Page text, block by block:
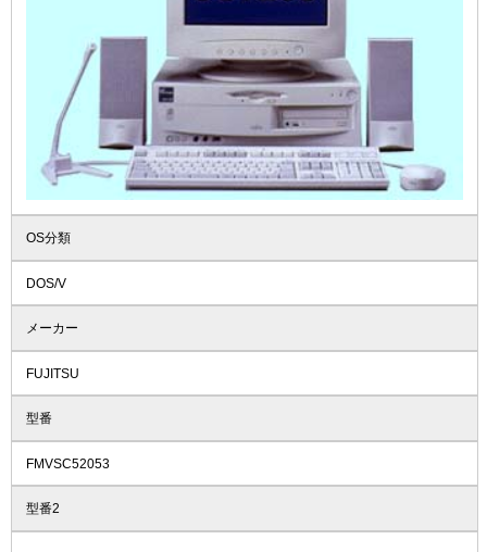
OS分類
DOS/V
メーカー
FUJITSU
型番
FMVSC52053
型番2